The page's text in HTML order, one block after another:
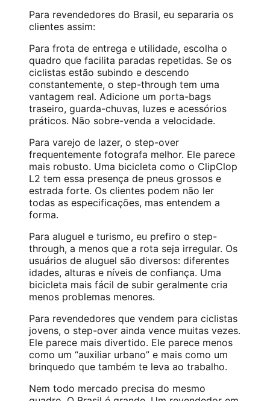
Para revendedores do Brasil, eu separaria os
clientes assim:
Para frota de entrega e utilidade, escolha o
quadro que facilita paradas repetidas. Se os
ciclistas estão subindo e descendo
constantemente, o step-through tem uma
vantagem real. Adicione um porta-bags
traseiro, guarda-chuvas, luzes e acessórios
práticos. Não sobre-venda a velocidade.
Para varejo de lazer, o step-over
frequentemente fotografa melhor. Ele parece
mais robusto. Uma bicicleta como o ClipClop
L2 tem essa presença de pneus grossos e
estrada forte. Os clientes podem não ler
todas as especificações, mas entendem a
forma.
Para aluguel e turismo, eu prefiro o step-
through, a menos que a rota seja irregular. Os
usuários de aluguel são diversos: diferentes
idades, alturas e níveis de confiança. Uma
bicicleta mais fácil de subir geralmente cria
menos problemas menores.
Para revendedores que vendem para ciclistas
jovens, o step-over ainda vence muitas vezes.
Ele parece mais divertido. Ele parece menos
como um “auxiliar urbano” e mais como um
brinquedo que também te leva ao trabalho.
Nem todo mercado precisa do mesmo